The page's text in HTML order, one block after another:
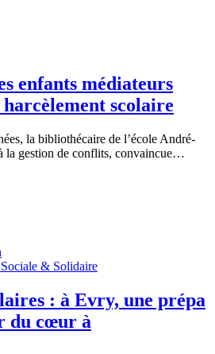
enfants médiateurs
scolaire
la bibliothécaire de l’école André-
la gestion de conflits, convaincue…
& Solidaire
: à Evry, une prépa
du cœur à